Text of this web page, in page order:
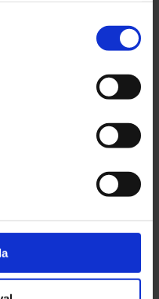
dela exakt innehåll.
för att effektivisera
– ser vi som
är också en viktig
beslutna att ta
– med ansvar,